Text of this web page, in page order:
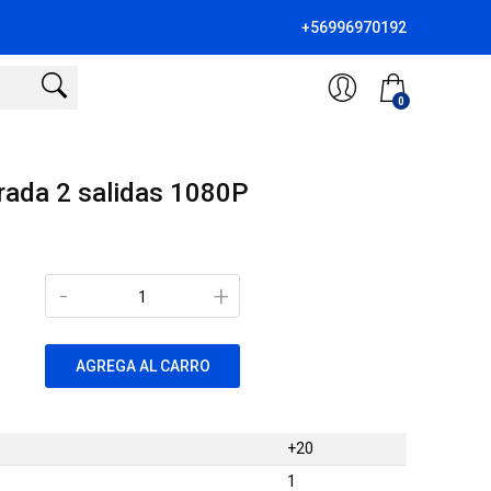
+56996970192
0
2 salidas 1080P
+
-
AGREGA AL CARRO
+20
1